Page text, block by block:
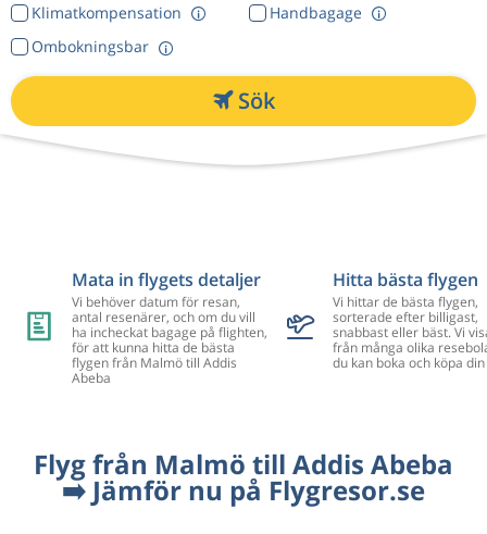
Klimatkompensation
Ombokningsbar
Handbagage
Sök
Mata in flygets detaljer
Vi behöver datum för resan,
antal resenärer, och om du vill
ha incheckat bagage på flighten,
för att kunna hitta de bästa
flygen från Malmö till Addis
Abeba
Hitta bästa flygen
Vi hittar de bästa flygen,
sorterade efter billigast,
snabbast eller bäst. Vi
från många olika
du kan boka och köpa
Flyg från Malmö till Addis Abeba
➡️ Jämför nu på Flygresor.se